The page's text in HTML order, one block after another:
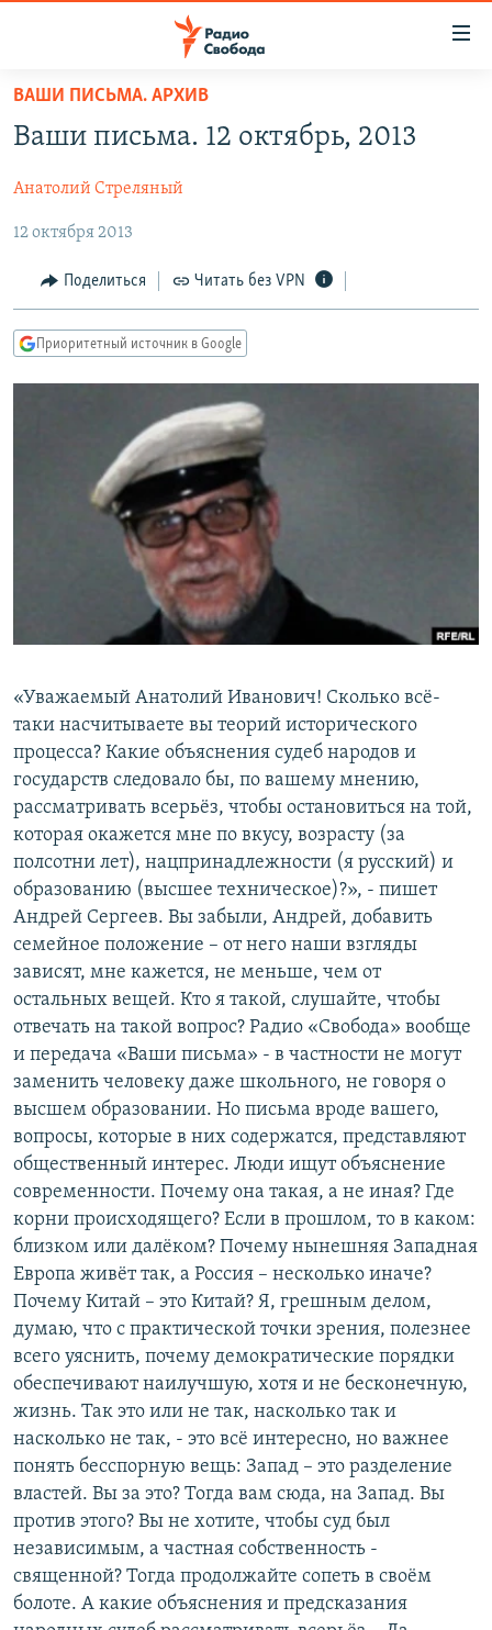
упрощенного
доступа
содержанию
Вернутся
главной
навигации
Вернутся
АВТОРСКИЕ ПРОЕКТЫ
ЦИТАТЫ СВОБОДЫ
МНЕНИЯ
КУЛЬТУРА
IDEL.РЕАЛИИ
СЕВЕР.РЕАЛИИ
СИБИРЬ.РЕАЛИИ
РАСПИСАНИЕ ВЕЩАНИЯ
ПОДПИШИТЕСЬ НА РАССЫЛКУ
Все сайты РСЕ/РС
ВАШИ ПИСЬМА. АРХИВ
Ваши письма. 12 октябрь, 2013
Анатолий Стреляный
12 октября 2013
Поделиться Читать без VPN
Приоритетный источник в Google
«Уважаемый Анатолий Иванович! Сколько всё-
таки насчитываете вы теорий исторического
процесса? Какие объяснения судеб народов и
государств следовало бы, по вашему мнению,
рассматривать всерьёз, чтобы остановиться на той,
которая окажется мне по вкусу, возрасту (за
полсотни лет), нацпринадлежности (я русский) и
образованию (высшее техническое)?», - пишет
Андрей Сергеев. Вы забыли, Андрей, добавить
семейное положение – от него наши взгляды
зависят, мне кажется, не меньше, чем от
остальных вещей. Кто я такой, слушайте, чтобы
отвечать на такой вопрос? Радио «Свобода» вообще
и передача «Ваши письма» - в частности не могут
заменить человеку даже школьного, не говоря о
высшем образовании. Но письма вроде вашего,
вопросы, которые в них содержатся, представляют
общественный интерес. Люди ищут объяснение
современности. Почему она такая, а не иная? Где
корни происходящего? Если в прошлом, то в каком:
близком или далёком? Почему нынешняя Западная
Европа живёт так, а Россия – несколько иначе?
Почему Китай – это Китай? Я, грешным делом,
думаю, что с практической точки зрения, полезнее
всего уяснить, почему демократические порядки
обеспечивают наилучшую, хотя и не бесконечную,
жизнь. Так это или не так, насколько так и
насколько не так, - это всё интересно, но важнее
понять бесспорную вещь: Запад – это разделение
властей. Вы за это? Тогда вам сюда, на Запад. Вы
против этого? Вы не хотите, чтобы суд был
независимым, а частная собственность -
священной? Тогда продолжайте сопеть в своём
болоте. А какие объяснения и предсказания